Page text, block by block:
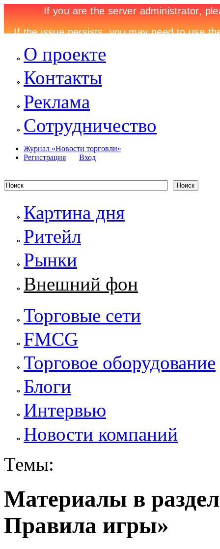
О проекте
Контакты
Реклама
Сотрудничество
Журнал «Новости торговли»
Регистрация
Вход
Картина дня
Ритейл
Рынки
Внешний фон
Торговые сети
FMCG
Торговое оборудование
Блоги
Интервью
Новости компаний
Темы:
Материалы в
Правила игры»